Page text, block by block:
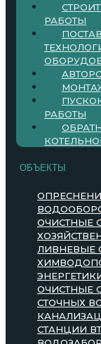
РАБОТЫ
РАБОТЫ
ОБЪЕКТЫ
ОЧИСТНЫЕ
ЛИВНЕВЫЕ
ОЧИСТНЫЕ
СТОЧНЫХ
СТАНЦИИ